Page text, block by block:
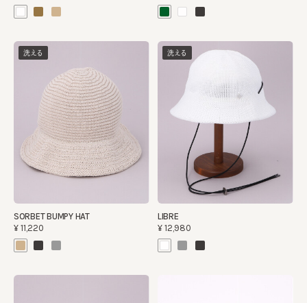
洗える
SORBET BUMPY HAT
¥11,220
洗える
LIBRE
¥12,980